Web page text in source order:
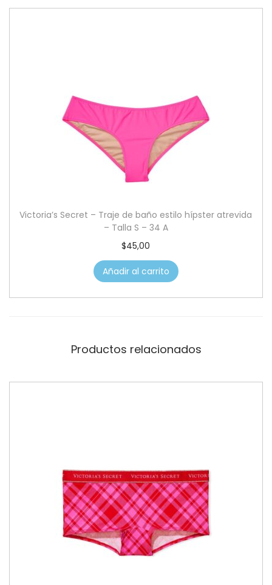
Victoria’s Secret – Traje de baño estilo hípster atrevida
– Talla S – 34 A
$45,00
Añadir al carrito
Productos relacionados